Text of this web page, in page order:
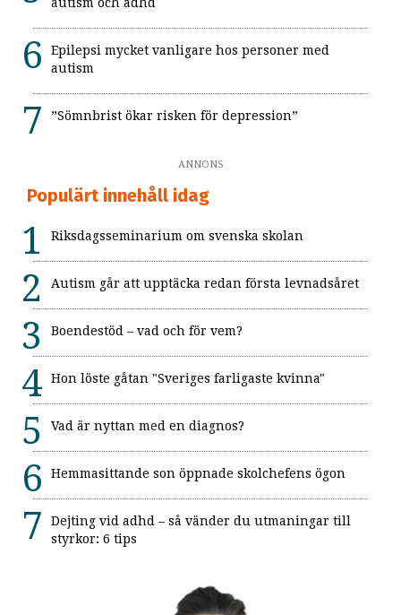
Epilepsi mycket vanligare hos personer med
autism
”Sömnbrist ökar risken för depression”
ANNONS
Populärt innehåll idag
Riksdagsseminarium om svenska skolan
Autism går att upptäcka redan första levnadsåret
Boendestöd – vad och för vem?
Hon löste gåtan "Sveriges farligaste kvinna"
Vad är nyttan med en diagnos?
Hemmasittande son öppnade skolchefens ögon
Dejting vid adhd – så vänder du utmaningar till
styrkor: 6 tips